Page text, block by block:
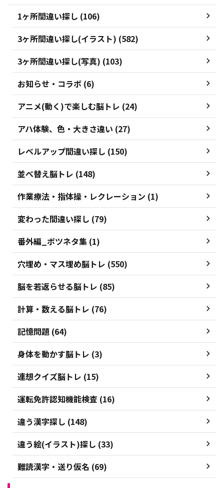
1ヶ所間違い探し (106)
3ヶ所間違い探し(イラスト) (582)
3ヶ所間違い探し(写真) (103)
お知らせ・コラボ (6)
アニメ(動く)で楽しむ脳トレ (24)
アハ体験、色・大きさ違い (27)
レベルアップ間違い探し (150)
並べ替え脳トレ (148)
作業療法・指体操・レクレーション (1)
変わった間違い探し (79)
番外編_ボツネタ集 (1)
穴埋め・マス埋め脳トレ (550)
脳を若返らせる脳トレ (85)
計算・数える脳トレ (76)
記憶問題 (64)
身体を動かす脳トレ (3)
連想クイズ脳トレ (15)
運転免許認知機能検査 (16)
違う漢字探し (148)
違う絵(イラスト)探し (33)
難読漢字・送り仮名 (69)